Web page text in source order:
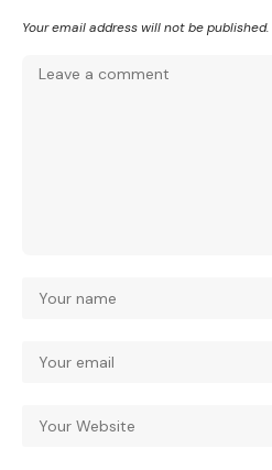
Your email address will not be published.